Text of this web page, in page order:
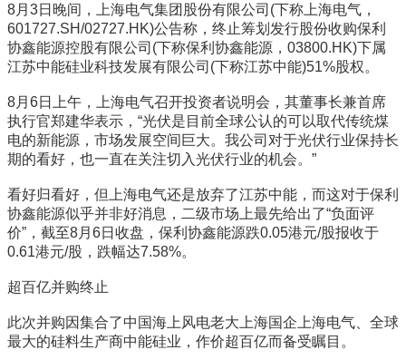
8月3日晚间，上海电气集团股份有限公司(下称上海电气，
601727.SH/02727.HK)公告称，终止筹划发行股份收购保利
协鑫能源控股有限公司(下称保利协鑫能源，03800.HK)下属
江苏中能硅业科技发展有限公司(下称江苏中能)51%股权。
8月6日上午，上海电气召开投资者说明会，其董事长兼首席
执行官郑建华表示，“光伏是目前全球公认的可以取代传统煤
电的新能源，市场发展空间巨大。我公司对于光伏行业保持长
期的看好，也一直在关注切入光伏行业的机会。”
看好归看好，但上海电气还是放弃了江苏中能，而这对于保利
协鑫能源似乎并非好消息，二级市场上最先给出了“负面评
价”，截至8月6日收盘，保利协鑫能源跌0.05港元/股报收于
0.61港元/股，跌幅达7.58%。
超百亿并购终止
此次并购因集合了中国海上风电老大上海国企上海电气、全球
最大的硅料生产商中能硅业，作价超百亿而备受瞩目。